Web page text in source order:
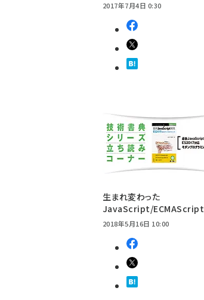
2017年7月4日 0:30
生まれ変わった
JavaScript/ECMAScript
2018年5月16日 10:00